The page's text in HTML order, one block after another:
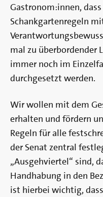
Gastronom:innen,
Schankgartenregeln
mal zu überbordender
immer noch im
durchgesetzt werden.
Wir wollen mit dem
erhalten und fördern
Regeln für alle
der Senat zentral
„Ausgehviertel“ sind,
Handhabung in den
ist hierbei wichtig,